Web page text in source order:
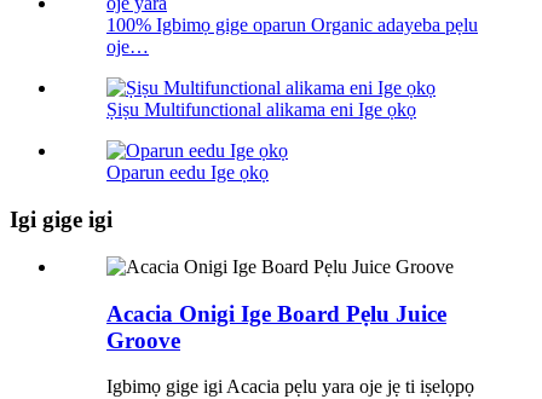
100% Igbimọ gige oparun Organic adayeba pẹlu
oje…
Ṣiṣu Multifunctional alikama eni Ige ọkọ
Oparun eedu Ige ọkọ
Igi gige igi
Acacia Onigi Ige Board Pẹlu Juice
Groove
Igbimọ gige igi Acacia pẹlu yara oje jẹ ti iṣelọpọ